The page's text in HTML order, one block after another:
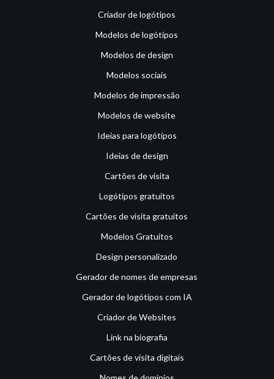
Criador de logótipos
Modelos de logótipos
Modelos de design
Modelos sociais
Modelos de impressão
Modelos de website
Ideias para logótipos
Ideias de design
Cartões de visita
Logótipos gratuitos
Cartões de visita gratuitos
Modelos Gratuitos
Design personalizado
Gerador de nomes de empresas
Gerador de logótipos com IA
Criador de Websites
Link na biografia
Cartões de visita digitais